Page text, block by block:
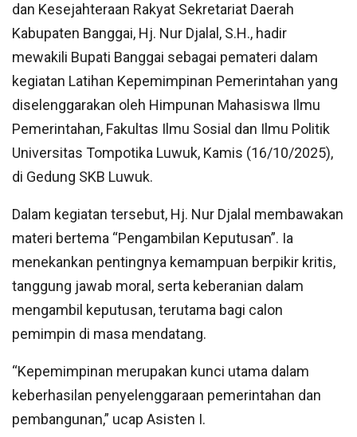
dan Kesejahteraan Rakyat Sekretariat Daerah
Kabupaten Banggai, Hj. Nur Djalal, S.H., hadir
mewakili Bupati Banggai sebagai pemateri dalam
kegiatan Latihan Kepemimpinan Pemerintahan yang
diselenggarakan oleh Himpunan Mahasiswa Ilmu
Pemerintahan, Fakultas Ilmu Sosial dan Ilmu Politik
Universitas Tompotika Luwuk, Kamis (16/10/2025),
di Gedung SKB Luwuk.
Dalam kegiatan tersebut, Hj. Nur Djalal membawakan
materi bertema “Pengambilan Keputusan”. Ia
menekankan pentingnya kemampuan berpikir kritis,
tanggung jawab moral, serta keberanian dalam
mengambil keputusan, terutama bagi calon
pemimpin di masa mendatang.
“Kepemimpinan merupakan kunci utama dalam
keberhasilan penyelenggaraan pemerintahan dan
pembangunan,” ucap Asisten I.